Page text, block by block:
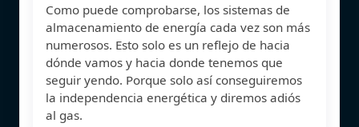
Como puede comprobarse, los sistemas de
almacenamiento de energía cada vez son más
numerosos. Esto solo es un reflejo de hacia
dónde vamos y hacia donde tenemos que
seguir yendo. Porque solo así conseguiremos
la independencia energética y diremos adiós
al gas.